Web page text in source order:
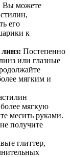
Вы можете
его
к
Постепенно
или глазные
мягким и
мягкую
месить руками.
получите
глиттер,